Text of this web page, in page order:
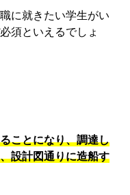
に就きたい学生がい
須といえるでしょ
ことになり、調達し
設計図通りに造船す